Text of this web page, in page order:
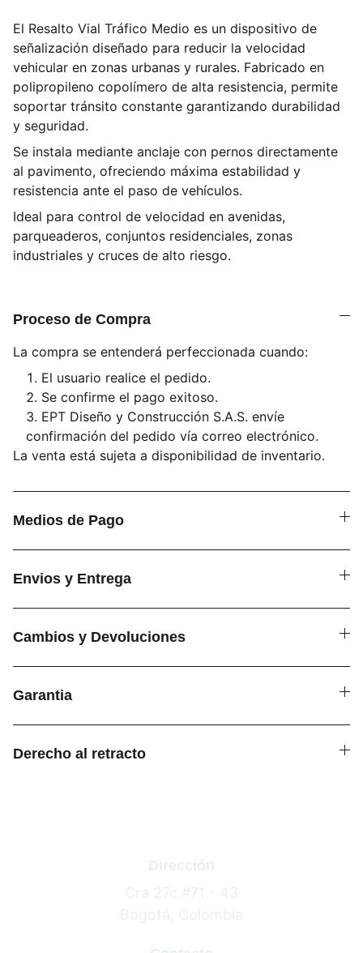
El Resalto Vial Tráfico Medio es un dispositivo de
señalización diseñado para reducir la velocidad
vehicular en zonas urbanas y rurales. Fabricado en
polipropileno copolímero de alta resistencia, permite
soportar tránsito constante garantizando durabilidad
y seguridad.
Se instala mediante anclaje con pernos directamente
al pavimento, ofreciendo máxima estabilidad y
resistencia ante el paso de vehículos.
Ideal para control de velocidad en avenidas,
parqueaderos, conjuntos residenciales, zonas
industriales y cruces de alto riesgo.
Proceso de Compra
La compra se entenderá perfeccionada cuando:
El usuario realice el pedido.
Se confirme el pago exitoso.
EPT Diseño y Construcción S.A.S. envíe
confirmación del pedido vía correo electrónico.
La venta está sujeta a disponibilidad de inventario.
Medios de Pago
Envios y Entrega
Cambios y Devoluciones
Garantia
Derecho al retracto
Dirección
Cra 27c #71 - 43
Bogotá, Colombia